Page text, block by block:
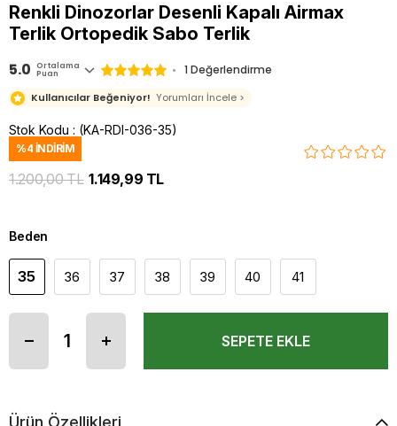
Renkli Dinozorlar Desenli Kapalı Airmax
Terlik Ortopedik Sabo Terlik
5.0 Ortalama
Puan 1 Değerlendirme
Kullanıcılar Beğeniyor! Yorumları İncele >
Stok Kodu (KA-RDI-036-35)
%4 İNDIRIM
1.200,00 TL 1.149,99 TL
Beden
35 36 37 38 39 40 41
Ürün Özellikleri